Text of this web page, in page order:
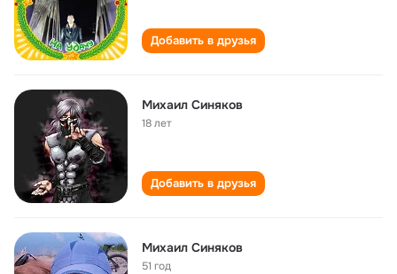
Добавить в друзья
Михаил Синяков
18 лет
Добавить в друзья
Михаил Синяков
51 год